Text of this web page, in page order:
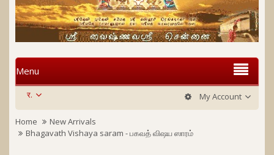
Menu
र. My Account
Home
New Arrivals
Bhagavath Vishaya saram - பகவத் விஷய ஸாரம்